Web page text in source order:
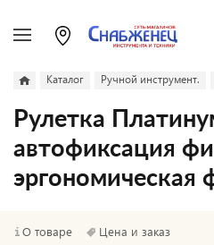
Каталог Ручной инструмент.
Рулетка
автофиксация
эргономическая
О товаре Цена и заказ